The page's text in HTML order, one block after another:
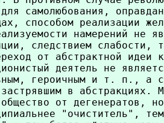
самолюбования,
способом реализации
намерений не
следствием
от абстрактной идеи
деятель не
героичным и т. п., а
в абстракциях.
от дегенератов,
"очиститель",